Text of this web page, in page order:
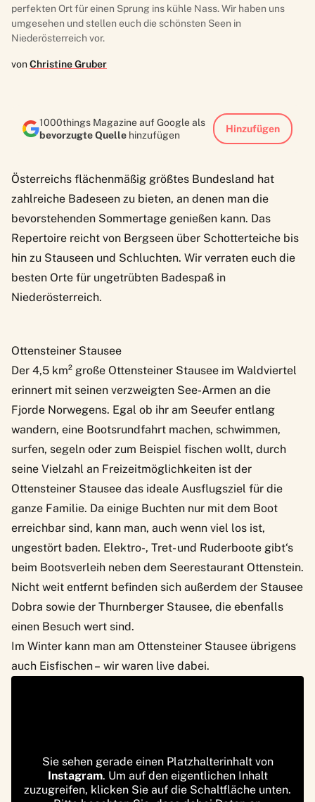
perfekten Ort für einen Sprung ins kühle Nass. Wir haben uns
umgesehen und stellen euch die schönsten Seen in
Niederösterreich vor.
vonChristine Gruber
1000things Magazine auf Google als
bevorzugte Quelle hinzufügen
Hinzufügen
Österreichs flächenmäßig größtes Bundesland hat
zahlreiche Badeseen zu bieten, an denen man die
bevorstehenden Sommertage genießen kann. Das
Repertoire reicht von Bergseen über Schotterteiche bis
hin zu Stauseen und Schluchten. Wir verraten euch die
besten Orte für ungetrübten Badespaß in
Niederösterreich.
Ottensteiner Stausee
Der 4,5 km² große Ottensteiner Stausee im Waldviertel
erinnert mit seinen verzweigten See-Armen an die
Fjorde Norwegens. Egal ob ihr am Seeufer entlang
wandern, eine Bootsrundfahrt machen, schwimmen,
surfen, segeln oder zum Beispiel fischen wollt, durch
seine Vielzahl an Freizeitmöglichkeiten ist der
Ottensteiner Stausee das ideale Ausflugsziel für die
ganze Familie. Da einige Buchten nur mit dem Boot
erreichbar sind, kann man, auch wenn viel los ist,
ungestört baden. Elektro-, Tret- und Ruderboote gibt‘s
beim Bootsverleih neben dem Seerestaurant Ottenstein.
Nicht weit entfernt befinden sich außerdem der Stausee
Dobra sowie der Thurnberger Stausee, die ebenfalls
einen Besuch wert sind.
Im Winter kann man am Ottensteiner Stausee übrigens
auch Eisfischen – wir waren live dabei.
Sie sehen gerade einen Platzhalterinhalt von
Instagram. Um auf den eigentlichen Inhalt
zuzugreifen, klicken Sie auf die Schaltfläche unten.